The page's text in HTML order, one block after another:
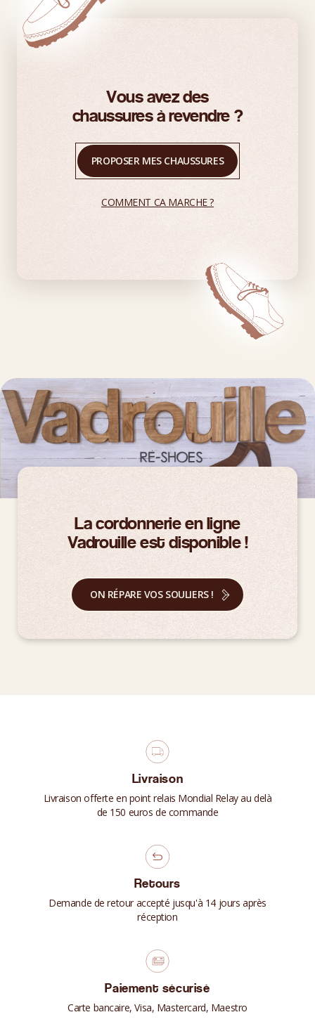
Vous avez des
chaussures à revendre ?
PROPOSER MES CHAUSSURES
COMMENT CA MARCHE ?
La cordonnerie en ligne
Vadrouille est disponible !
ON RÉPARE VOS SOULIERS !
Livraison
Livraison offerte en point relais Mondial Relay au delà
de 150 euros de commande
Retours
Demande de retour accepté jusqu'à 14 jours après
réception
Paiement sécurisé
Carte bancaire, Visa, Mastercard, Maestro